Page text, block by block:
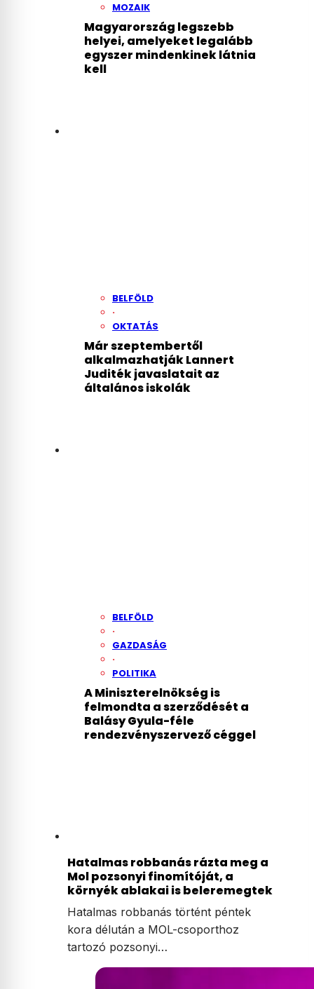
MOZAIK
Magyarország legszebb
helyei, amelyeket legalább
egyszer mindenkinek látnia
kell
BELFÖLD
·
OKTATÁS
Már szeptembertől
alkalmazhatják Lannert
Juditék javaslatait az
általános iskolák
BELFÖLD
·
GAZDASÁG
·
POLITIKA
A Miniszterelnökség is
felmondta a szerződését a
Balásy Gyula-féle
rendezvényszervező céggel
Hatalmas robbanás rázta meg a
Mol pozsonyi finomítóját, a
környék ablakai is beleremegtek
Hatalmas robbanás történt péntek
kora délután a MOL-csoporthoz
tartozó pozsonyi…